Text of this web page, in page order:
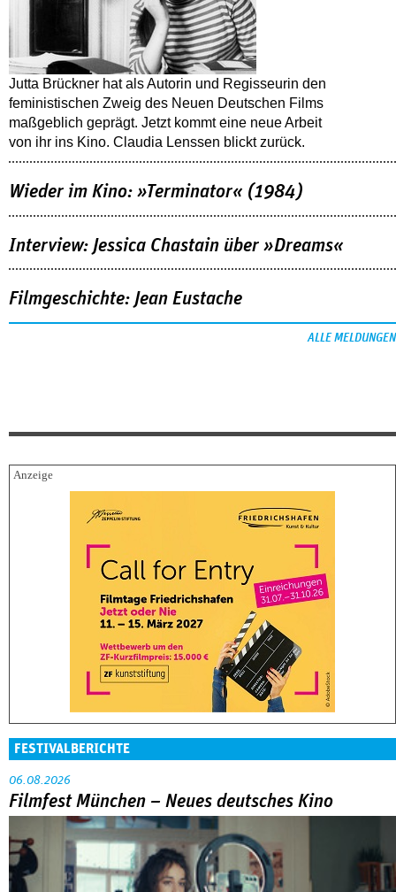
Jutta Brückner hat als Autorin und Regisseurin den
feministischen Zweig des Neuen Deutschen Films
maßgeblich geprägt. Jetzt kommt eine neue Arbeit
von ihr ins Kino. Claudia Lenssen blickt zurück.
Wieder im Kino: »Terminator« (1984)
Interview: Jessica Chastain über »Dreams«
Filmgeschichte: Jean Eustache
ALLE MELDUNGEN
FESTIVALBERICHTE
06.08.2026
Filmfest München – Neues deutsches Kino